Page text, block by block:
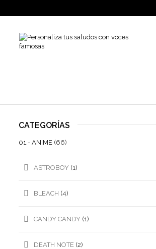
CATEGORÍAS
01.- ANIME (66)
ASTROBOY (1)
BLEACH (4)
CANDY CANDY (1)
DEATH NOTE (2)